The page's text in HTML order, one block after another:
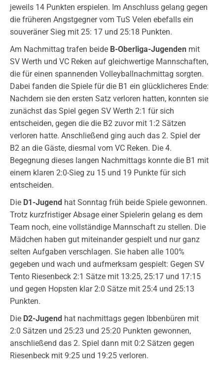
jeweils 14 Punkten erspielen. Im Anschluss gelang gegen
die früheren Angstgegner vom TuS Velen ebefalls ein
souveräner Sieg mit 25: 17 und 25:18 Punkten.
Am Nachmittag trafen beide B-Oberliga-Jugenden mit
SV Werth und VC Reken auf gleichwertige Mannschaften,
die für einen spannenden Volleyballnachmittag sorgten.
Dabei fanden die Spiele für die B1 ein glücklicheres Ende:
Nachdem sie den ersten Satz verloren hatten, konnten sie
zunächst das Spiel gegen SV Werth 2:1 für sich
entscheiden, gegen die die B2 zuvor mit 1:2 Sätzen
verloren hatte. Anschließend ging auch das 2. Spiel der
B2 an die Gäste, diesmal vom VC Reken. Die 4.
Begegnung dieses langen Nachmittags konnte die B1 mit
einem klaren 2:0-Sieg zu 15 und 19 Punkte für sich
entscheiden.
Die D1-Jugend hat Sonntag früh beide Spiele gewonnen.
Trotz kurzfristiger Absage einer Spielerin gelang es dem
Team noch, eine vollständige Mannschaft zu stellen. Die
Mädchen haben gut miteinander gespielt und nur ganz
selten Aufgaben verschlagen. Sie haben alle 100%
gegeben und wach und aufmerksam gespielt: Gegen SV
Tento Riesenbeck 2:1 Sätze mit 13:25, 25:17 und 17:15
und gegen Hopsten klar 2:0 Sätze mit 25:4 und 25:13
Punkten.
Die D2-Jugend hat nachmittags gegen Ibbenbüren mit
2:0 Sätzen und 25:23 und 25:20 Punkten gewonnen,
anschließend das 2. Spiel dann mit 0:2 Sätzen gegen
Riesenbeck mit 9:25 und 19:25 verloren.